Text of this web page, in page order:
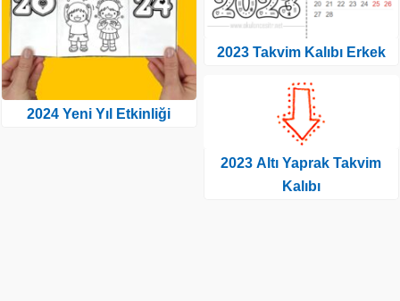
2024 Yeni Yıl Etkinliği
2023 Takvim Kalıbı Erkek
2023 Altı Yaprak Takvim
Kalıbı